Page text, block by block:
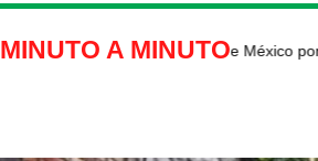
MINUTO A MINUTO
parcial en Avenida Valle de México por